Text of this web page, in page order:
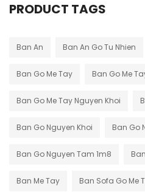
PRODUCT TAGS
Ban An Ban An Go Tu Nhien
Ban Go Me Tay Ban Go Me
Ban Go Me Tay Nguyen Khoi
Ban Go Nguyen Khoi Ban Go
Ban Go Nguyen Tam 1m8
Ban Me Tay Ban Sofa Go Me